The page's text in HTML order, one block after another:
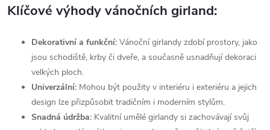
Klíčové výhody vánočních girland:
Dekorativní a funkční: Vánoční girlandy zdobí prostory, jako
jsou schodiště, krby či dveře, a současně usnadňují dekoraci
velkých ploch.
Univerzální: Mohou být použity v interiéru i exteriéru a jejich
design lze přizpůsobit tradičním i moderním stylům.
Snadná údržba: Kvalitní umělé girlandy si zachovávají svůj